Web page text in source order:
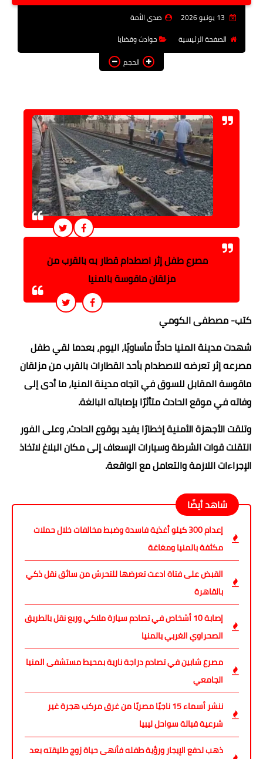
تعليم
عربى ودولى
آراء وتحليلات
المزيد
صدى الأمة
الصفحة الرئيسية
حوادث وقضايا
الحجم
مصرع طفل إثر اصطدام قطار به بالقرب من
مزلقان ماقوسة بالمنيا
كتب- مصطفى الكومي
شهدت مدينة المنيا حادثًا مأساويًا، اليوم، بعدما لقي طفل
مصرعه إثر تعرضه للاصطدام بأحد القطارات بالقرب من مزلقان
ماقوسة المقابل للسوق في اتجاه مدينة المنيا، ما أدى إلى
وفاته في موقع الحادث متأثرًا بإصاباته البالغة.
وتلقت الأجهزة الأمنية إخطارًا يفيد بوقوع الحادث، وعلى الفور
انتقلت قوات الشرطة وسيارات الإسعاف إلى مكان البلاغ لاتخاذ
الإجراءات اللازمة والتعامل مع الواقعة.
شاهد أيضًا
إعدام 300 كيلو أغذية فاسدة وضبط مخالفات خلال حملات
مكثفة بالمنيا ومغاغة
القبض على فتاة ادعت تعرضها للتحرش من سائق نقل ذكي
بالقاهرة
إصابة 10 أشخاص في تصادم سيارة ملاكي وربع نقل بالطريق
الصحراوي الغربي بالمنيا
مصرع شابين في تصادم دراجة نارية بمحيط مستشفى المنيا
الجامعي
ننشر أسماء 15 ناجيًا مصريًا من غرق مركب هجرة غير
شرعية قبالة سواحل ليبيا
ذهب لدفع الإيجار ورؤية طفله فأنهى حياة زوج طليقته بعد